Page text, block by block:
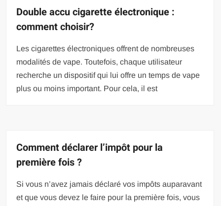
Double accu cigarette électronique :
comment choisir?
Les cigarettes électroniques offrent de nombreuses
modalités de vape. Toutefois, chaque utilisateur
recherche un dispositif qui lui offre un temps de vape
plus ou moins important. Pour cela, il est
Comment déclarer l’impôt pour la
première fois ?
Si vous n’avez jamais déclaré vos impôts auparavant
et que vous devez le faire pour la première fois, vous